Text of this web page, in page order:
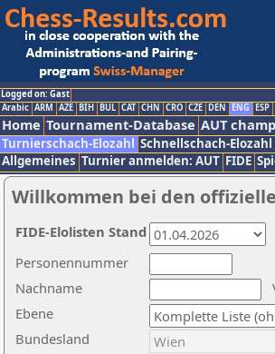
Logged on: Gast
Arabic ARM AZE BIH BUL CAT CHN CRO CZE DEN ENG ESP
Home Tournament-Database AUT
Turnierschach-Elozahl Schnellschach-Elozahl
Allgemeines Turnier anmelden: AUT FIDE
Willkommen bei den
Nachname
Ebene
Personennummer
Bundesland
FIDE-Elolisten Stand